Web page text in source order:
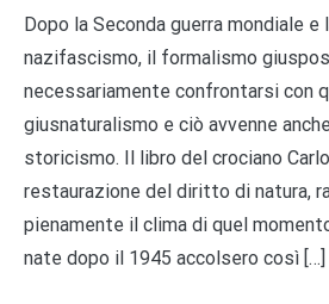
Dopo la Seconda guerra mondiale
nazifascismo, il formalismo
necessariamente confrontarsi con
giusnaturalismo e ciò avvenne
storicismo. Il libro del crociano
restaurazione del diritto di natura,
pienamente il clima di quel
nate dopo il 1945 accolsero così […]